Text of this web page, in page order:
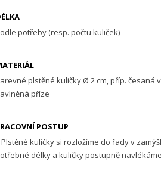
potřeby (resp. počtu kuliček)
plstěné kuličky Ø 2 cm, příp. česaná
příze
POSTUP
Plstěné kuličky si rozložíme do řady v
délky a kuličky postupně